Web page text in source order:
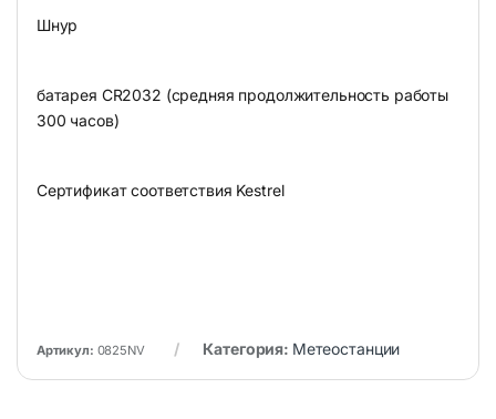
Шнур
батарея CR2032 (средняя продолжительность работы
300 часов)
Сертификат соответствия Kestrel
Артикул: 0825NV Категория: Метеостанции